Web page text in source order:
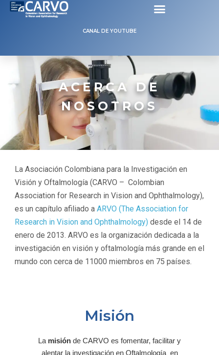
CANAL DE YOUTUBE
NOSOTROS
ACERCA DE
NOSOTROS
La Asociación Colombiana para la Investigación en
Visión y Oftalmología (CARVO – Colombian
Association for Research in Vision and Ophthalmology),
es un capítulo afiliado a ARVO (The Association for
Research in Vision and Ophthalmology) desde el 14 de
enero de 2013. ARVO es la organización dedicada a la
investigación en visión y oftalmología más grande en el
mundo con cerca de 11000 miembros en 75 países.
Misión
La misión de CARVO es fomentar, facilitar y
alentar la investigación en Oftalmología en